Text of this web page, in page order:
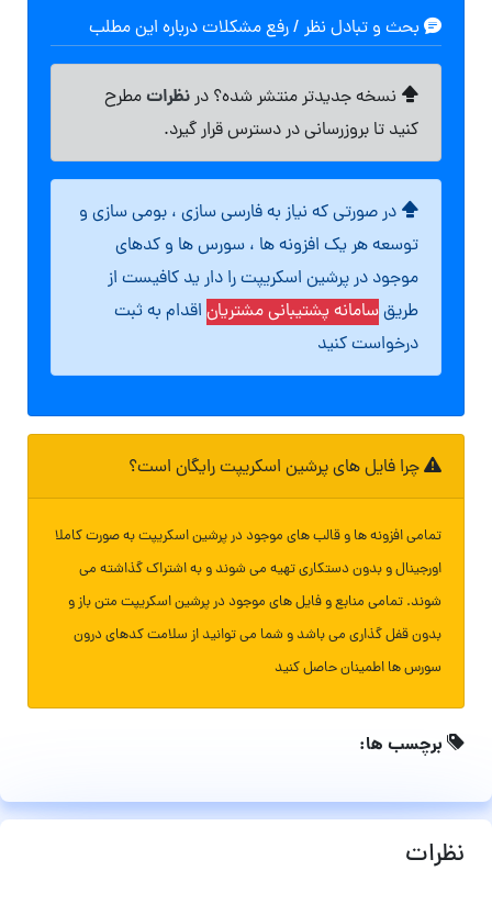
بحث و تبادل نظر / رفع مشکلات درباره این مطلب
نسخه جدیدتر منتشر شده؟ درنظراتمطرح
کنید تا بروزرسانی در دسترس قرار گیرد.
در صورتی که نیاز به فارسی سازی ، بومی سازی و
توسعه هر یک افزونه ها ، سورس ها و کدهای
موجود در پرشین اسکریپت را دار ید کافیست از
طریقسامانه پشتیبانی مشتریان اقدام به ثبت
درخواست کنید
چرا فایل های پرشین اسکریپت رایگان است؟
تمامی افزونه ها و قالب های موجود در پرشین اسکریپت به صورت کاملا
اورجینال و بدون دستکاری تهیه می شوند و به اشتراک گذاشته می
شوند. تمامی منابع و فایل های موجود در پرشین اسکریپت متن باز و
بدون قفل گذاری می باشد و شما می توانید از سلامت کدهای درون
سورس ها اطمینان حاصل کنید
برچسب ها:
نظرات